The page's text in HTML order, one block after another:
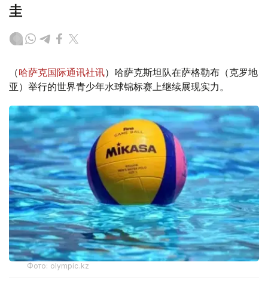
圭
（哈萨克国际通讯社讯）哈萨克斯坦队在萨格勒布（克罗地
亚）举行的世界青少年水球锦标赛上继续展现实力。
Фото: olympic.kz